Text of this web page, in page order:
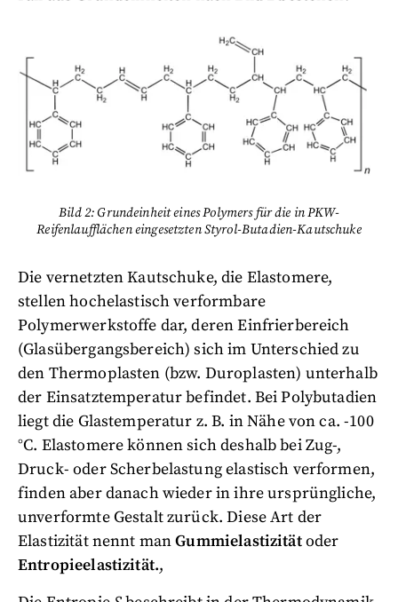
Bild 2: Grundeinheit eines Polymers für die in PKW-
Reifenlaufflächen eingesetzten Styrol-Butadien-Kautschuke
Die vernetzten Kautschuke, die Elastomere,
stellen hochelastisch verformbare
Polymerwerkstoffe dar, deren Einfrierbereich
(Glasübergangsbereich) sich im Unterschied zu
den Thermoplasten (bzw. Duroplasten) unterhalb
der Einsatztemperatur befindet. Bei Polybutadien
liegt die Glastemperatur z. B. in Nähe von ca. -100
°C. Elastomere können sich deshalb bei Zug-,
Druck- oder Scherbelastung elastisch verformen,
finden aber danach wieder in ihre ursprüngliche,
unverformte Gestalt zurück. Diese Art der
Elastizität nennt manGummielastizitätoder
Entropieelastizität.,